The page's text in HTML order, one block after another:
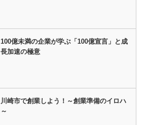
100億未満の企業が学ぶ「100億宣言」と成
長加速の極意
川崎市で創業しよう！～創業準備のイロハ
～